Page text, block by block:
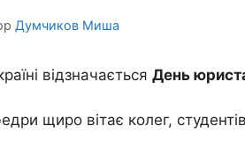
Думчиков Миша
відзначається День
щиро вітає колег,